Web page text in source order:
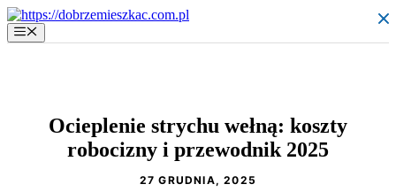
Przejdź
do
treści
Menu
Ocieplenie strychu wełną: koszty
robocizny i przewodnik 2025
27 GRUDNIA, 2025